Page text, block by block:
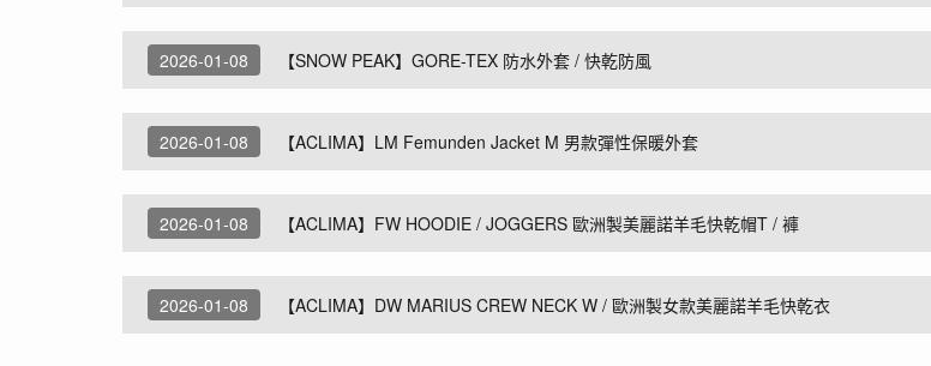
2026-01-08 【SNOW PEAK】GORE-TEX 防水外套 / 快乾防風
2026-01-08 【ACLIMA】LM Femunden Jacket M 男款彈性保暖外套
2026-01-08 【ACLIMA】FW HOODIE / JOGGERS 歐洲製美麗諾羊毛快乾帽T / 褲
2026-01-08 【ACLIMA】DW MARIUS CREW NECK W / 歐洲製女款美麗諾羊毛快乾衣